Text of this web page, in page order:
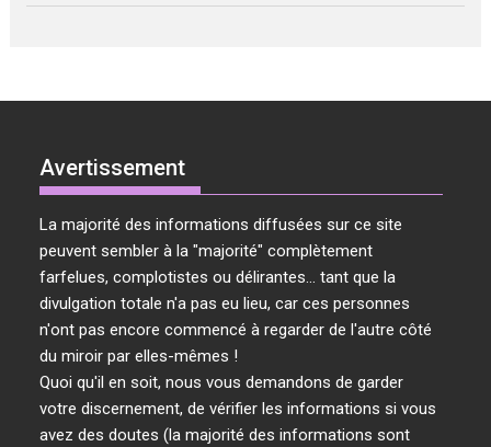
Avertissement
La majorité des informations diffusées sur ce site
peuvent sembler à la "majorité" complètement
farfelues, complotistes ou délirantes... tant que la
divulgation totale n'a pas eu lieu, car ces personnes
n'ont pas encore commencé à regarder de l'autre côté
du miroir par elles-mêmes !
Quoi qu'il en soit, nous vous demandons de garder
votre discernement, de vérifier les informations si vous
avez des doutes (la majorité des informations sont